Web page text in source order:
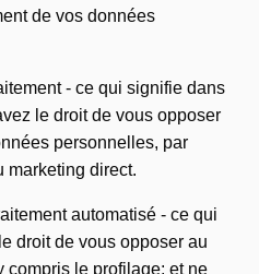
de vos données
- ce qui signifie dans
le droit de vous opposer
personnelles, par
marketing direct.
automatisé - ce qui
droit de vous opposer au
compris le profilage; et ne